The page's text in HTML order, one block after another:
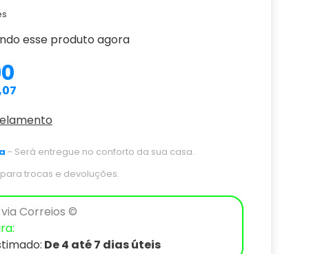
esse produto agora
- Será entregue no conforto da sua casa.
trocas e devoluções.
Correios ©
De 4 até 7 dias úteis